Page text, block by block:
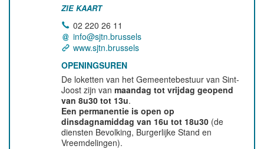
ZIE KAART
02 220 26 11
info@sjtn.brussels
www.sjtn.brussels
OPENINGSUREN
De loketten van het Gemeentebestuur van Sint-
Joost zijn vanmaandag tot vrijdag geopend
van 8u30 tot 13u.
Een permanentie is open op
dinsdagnamiddag van 16u tot 18u30 (de
diensten Bevolking, Burgerlijke Stand en
Vreemdelingen).